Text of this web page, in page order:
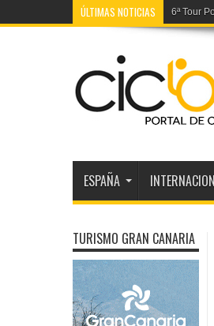
ÚLTIMAS NOTICIAS Vuelta
ESPAÑA
TURISMO GRAN CANARIA